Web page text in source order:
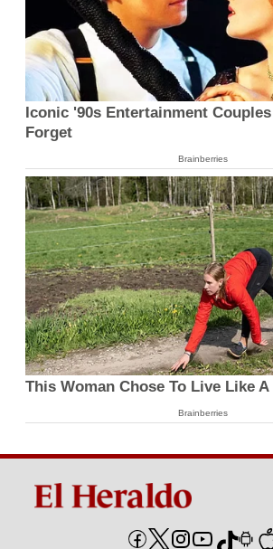
Iconic '90s Entertainment
Forget
Brainberries
This Woman Chose To Live Like A
Brainberries